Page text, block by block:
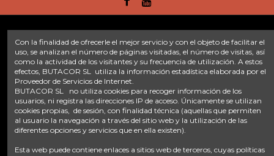
Enlaces
Inicio Sobre nosotros Contacte con nosotros
Aviso legal
Política de privacidad
Tratamiento de datos
Términos y condiciones
Plazos de envío
Contáctanos
Con la finalidad de ofrecerle el mejor servicio y con el objeto de facilitar el
uso, se analizan el número de páginas visitadas, el número de visitas, así
como la actividad de los visitantes y su frecuencia de utilización. A estos
efectos, BUTACOR SL utiliza la información estadística elaborada por el
Proveedor de Servicios de Internet.
BUTACOR SL no utiliza cookies para recoger información de los
usuarios, ni registra las direcciones IP de acceso. Únicamente se utilizan
cookies propias, de sesión, con finalidad técnica (aquellas que permiten
al usuario la navegación a través del sitio web y la utilización de las
diferentes opciones y servicios que en ella existen).
Esta web puede contiene enlaces a sitios web de terceros, cuyas políticas